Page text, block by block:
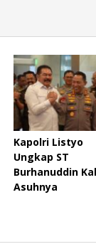
Kapolri Listyo
Ungkap ST
Burhanuddin
Asuhnya